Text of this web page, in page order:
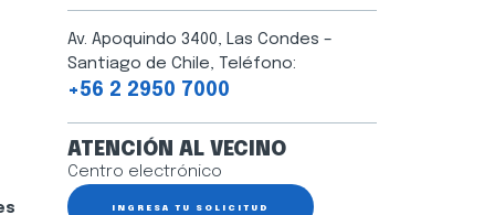
Av. Apoquindo 3400, Las Condes –
Santiago de Chile, Teléfono:
+56 2 2950 7000
ATENCIÓN AL VECINO
Centro electrónico
INGRESA TU SOLICITUD